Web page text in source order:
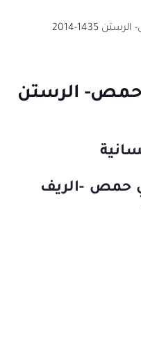
حمص- الرستن
حمص -الريف